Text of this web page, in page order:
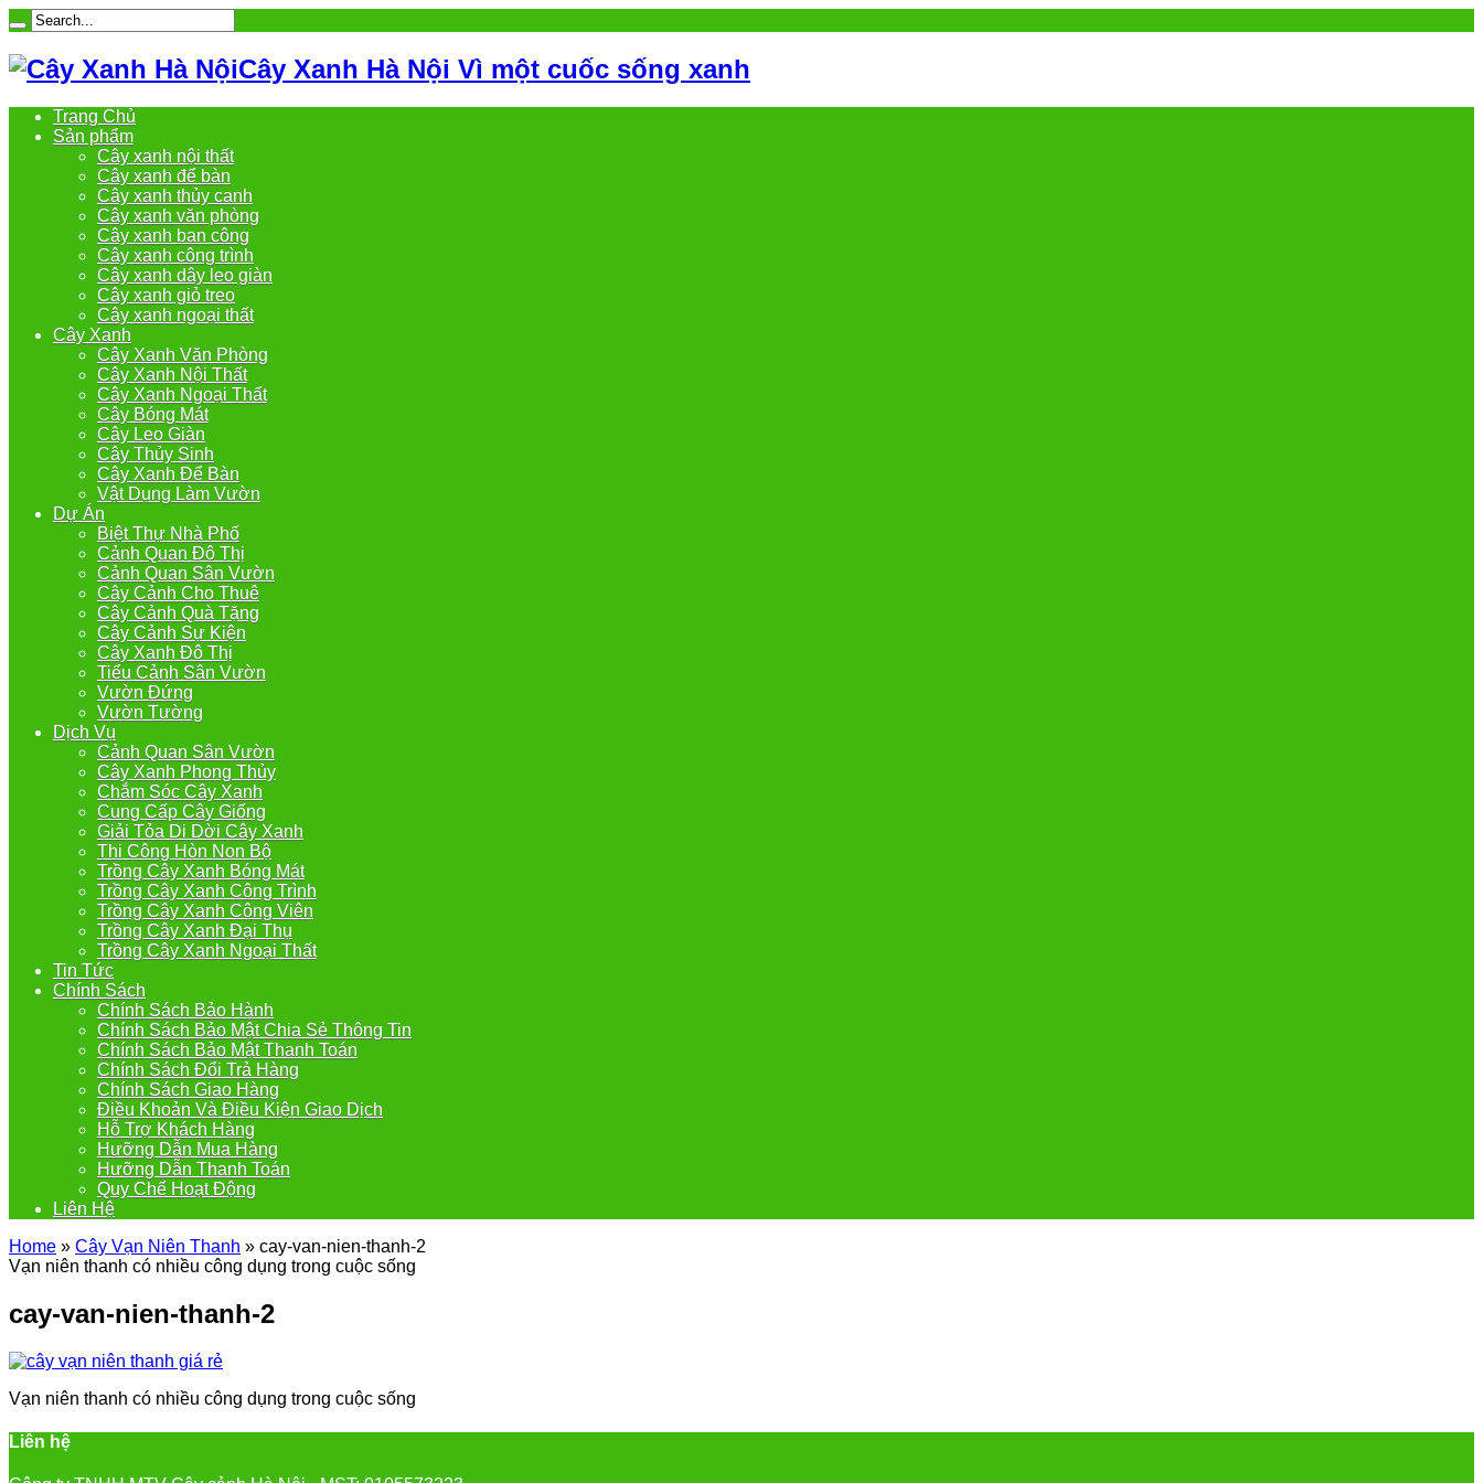
Cây Xanh Hà Nội Vì một cuốc sống xanh
Trang Chủ
Sản phẩm
Cây xanh nội thất
Cây xanh để bàn
Cây xanh thủy canh
Cây xanh văn phòng
Cây xanh ban công
Cây xanh công trình
Cây xanh dây leo giàn
Cây xanh giỏ treo
Cây xanh ngoại thất
Cây Xanh
Cây Xanh Văn Phòng
Cây Xanh Nội Thất
Cây Xanh Ngoại Thất
Cây Bóng Mát
Cây Leo Giàn
Cây Thủy Sinh
Cây Xanh Để Bàn
Vật Dụng Làm Vườn
Dự Án
Biệt Thự Nhà Phố
Cảnh Quan Đô Thị
Cảnh Quan Sân Vườn
Cây Cảnh Cho Thuê
Cây Cảnh Quà Tặng
Cây Cảnh Sự Kiện
Cây Xanh Đô Thị
Tiểu Cảnh Sân Vườn
Vườn Đứng
Vườn Tường
Dịch Vụ
Cảnh Quan Sân Vườn
Cây Xanh Phong Thủy
Chắm Sóc Cây Xanh
Cung Cấp Cây Giống
Giải Tỏa Di Dời Cây Xanh
Thi Công Hòn Non Bộ
Trồng Cây Xanh Bóng Mát
Trồng Cây Xanh Công Trình
Trồng Cây Xanh Công Viên
Trồng Cây Xanh Đại Thụ
Trồng Cây Xanh Ngoại Thất
Tin Tức
Chính Sách
Chính Sách Bảo Hành
Chính Sách Bảo Mật Chia Sẻ Thông Tin
Chính Sách Bảo Mật Thanh Toán
Chính Sách Đổi Trả Hàng
Chính Sách Giao Hàng
Điều Khoản Và Điều Kiện Giao Dịch
Hỗ Trợ Khách Hàng
Hưỡng Dẫn Mua Hàng
Hưỡng Dẫn Thanh Toán
Quy Chế Hoạt Động
Liên Hệ
Home » Cây Vạn Niên Thanh » cay-van-nien-thanh-2
Vạn niên thanh có nhiều công dụng trong cuộc sống
cay-van-nien-thanh-2
Vạn niên thanh có nhiều công dụng trong cuộc sống
Liên hệ